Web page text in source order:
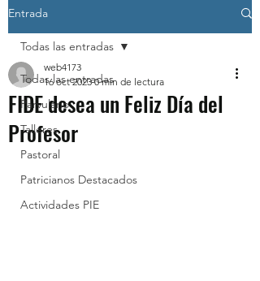
Entrada
Todas las entradas
Parvulario
Talleres
Pastoral
Patricianos Destacados
Actividades PIE
Todas las entradas
FIDE desea un Feliz Día del
Profesor
web4173
16 oct 2023 0 min de lectura